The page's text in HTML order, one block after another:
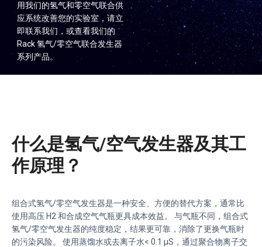
用我们的氢气和零空气联合供
应系统改善您的实验室，请立
即联系我们，或查看我们的
Rack 氢气/零空气联合发生器
系列产品。
什么是氢气/空气发生器及其工
作原理？
组合式氢气/零空气发生器是一种安全、方便的替代方案，通常比
使用高压 H2 和合成空气气瓶更具成本效益。 与气瓶不同，组合式
氢气/零空气发生器的纯度稳定，结果更可靠，消除了更换气瓶时
的污染风险。 使用蒸馏水或去离子水< 0.1 μS，通过聚合物离子交